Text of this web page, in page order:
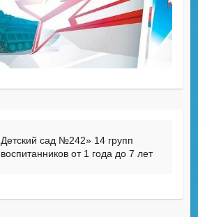
сад №242» 14 групп
от 1 года до 7 лет